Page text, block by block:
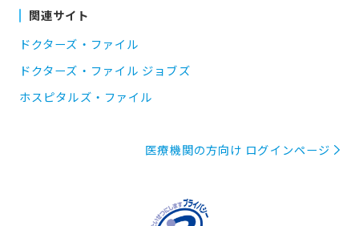
関連サイト
ドクターズ・ファイル
ドクターズ・ファイル ジョブズ
ホスピタルズ・ファイル
医療機関の方向け ログインページ